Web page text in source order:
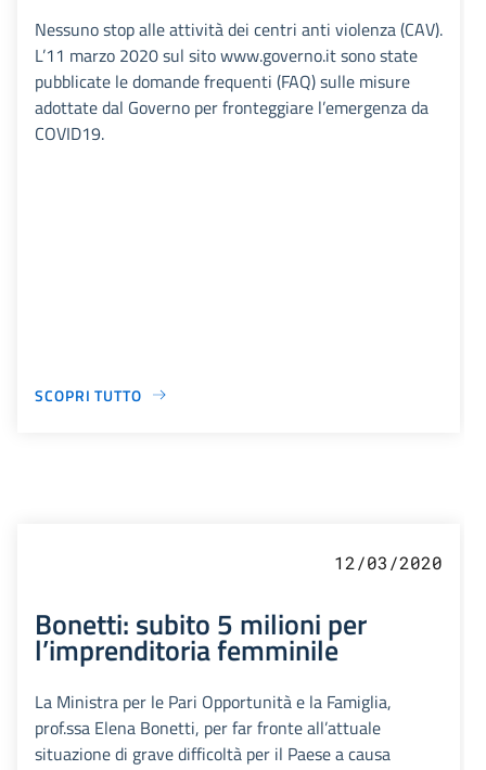
Nessuno stop alle attività dei centri anti violenza (CAV).
L’11 marzo 2020 sul sito www.governo.it sono state
pubblicate le domande frequenti (FAQ) sulle misure
adottate dal Governo per fronteggiare l’emergenza da
COVID19.
SCOPRI TUTTO
12/03/2020
Bonetti: subito 5 milioni per
l’imprenditoria femminile
La Ministra per le Pari Opportunità e la Famiglia,
prof.ssa Elena Bonetti, per far fronte all’attuale
situazione di grave difficoltà per il Paese a causa